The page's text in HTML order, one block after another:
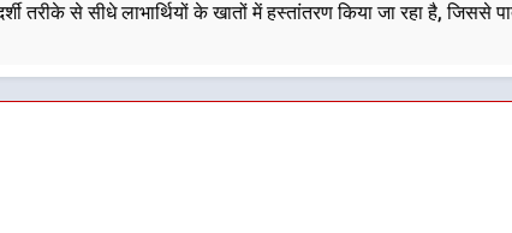
धामी ने कहा कि पेंशन राशि का समयबद्ध एवं पारदर्शी तरीके से सीधे
के खातों में हस्तांतरण किया जा रहा है, जिससे पात्र लोगों को